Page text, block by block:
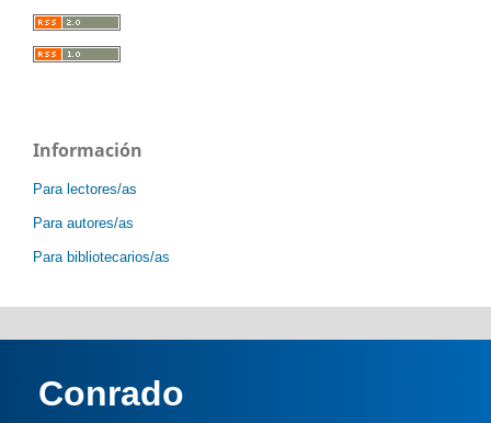
Información
Para lectores/as
Para autores/as
Para bibliotecarios/as
Conrado